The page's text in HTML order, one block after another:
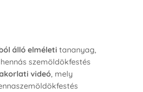
álló elméleti tananyag,
szemöldökfestés
videó, mely